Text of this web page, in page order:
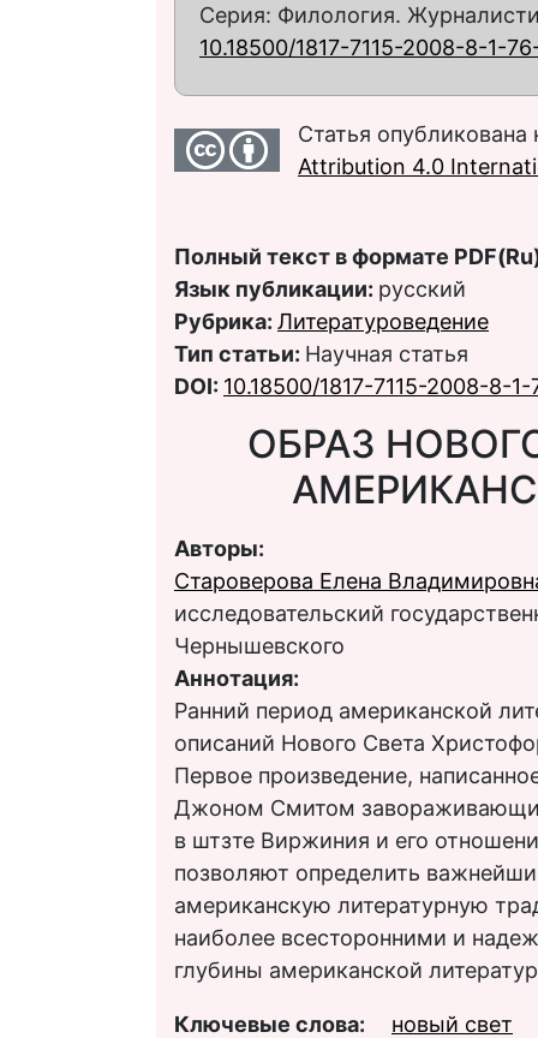
Серия: Филология.
10.18500/1817-7115-2008-8-1-
Статья
Attribution 4.0
Полный текст в формате
Язык публикации: русский
Рубрика: Литературоведение
Тип статьи: Научная статья
DOI: 10.18500/1817-7115-2008-8-
ОБРАЗ
Авторы:
Староверова Елена
исследовательский
Чернышевского
Аннотация:
Ранний период американской
описаний Нового Света
Первое произведение,
Джоном Смитом
в штзте Виржиния и его
позволяют определить
американскую литературную
наиболее всесторонними и
глубины американской
Ключевые слова: новый свет